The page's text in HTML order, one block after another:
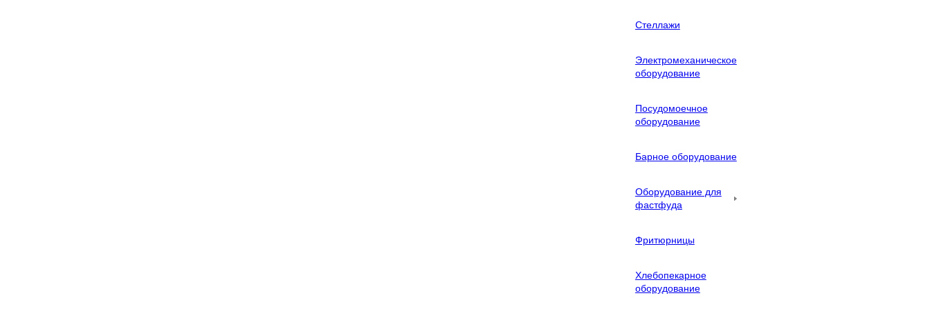
Стеллажи
Электромеханическое
оборудование
Посудомоечное
оборудование
Барное оборудование
Оборудование для
фастфуда
Фритюрницы
Хлебопекарное
оборудование